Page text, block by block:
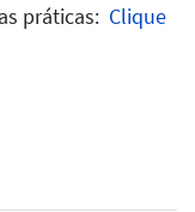
práticas: Clique